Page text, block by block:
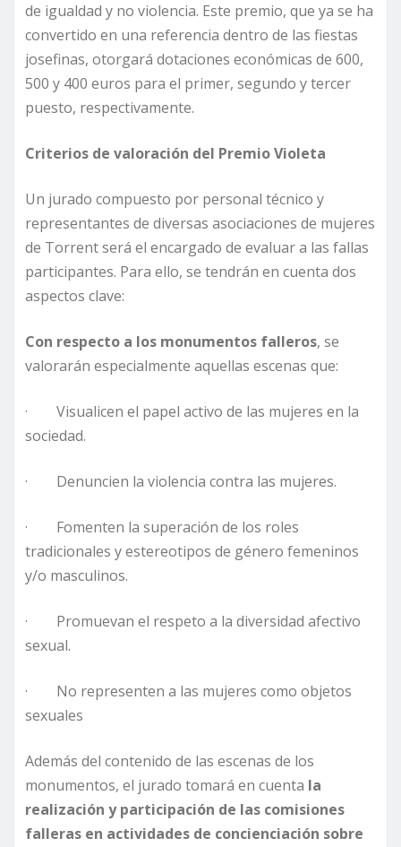
de igualdad y no violencia. Este premio, que ya se ha
convertido en una referencia dentro de las fiestas
josefinas, otorgará dotaciones económicas de 600,
500 y 400 euros para el primer, segundo y tercer
puesto, respectivamente.
Criterios de valoración del Premio Violeta
Un jurado compuesto por personal técnico y
representantes de diversas asociaciones de mujeres
de Torrent será el encargado de evaluar a las fallas
participantes. Para ello, se tendrán en cuenta dos
aspectos clave:
Con respecto a los monumentos falleros, se
valorarán especialmente aquellas escenas que:
· Visualicen el papel activo de las mujeres en la
sociedad.
· Denuncien la violencia contra las mujeres.
· Fomenten la superación de los roles
tradicionales y estereotipos de género femeninos
y/o masculinos.
· Promuevan el respeto a la diversidad afectivo
sexual.
· No representen a las mujeres como objetos
sexuales
Además del contenido de las escenas de los
monumentos, el jurado tomará en cuenta la
realización y participación de las comisiones
falleras en actividades de concienciación sobre